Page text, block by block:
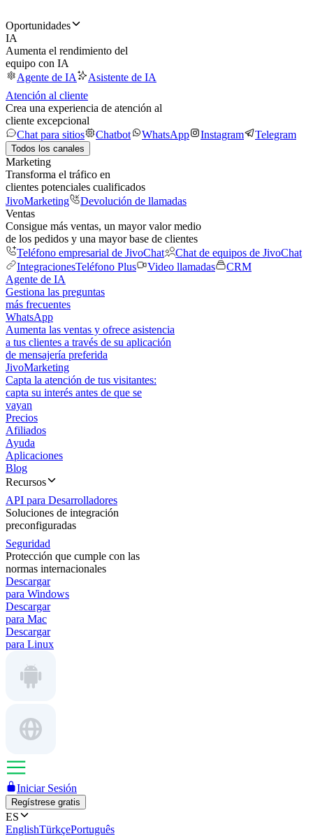
Oportunidades
IA
Aumenta el rendimiento del
equipo con IA
Agente de IA
Asistente de IA
Atención al cliente
Crea una experiencia de atención al
cliente excepcional
Chat para sitios
Chatbot WhatsApp Instagram Telegram
Todos los canales
Marketing
Transforma el tráfico en
clientes potenciales cualificados
JivoMarketing
Devolución de llamadas
Ventas
Consigue más ventas, un mayor valor medio
de los pedidos y una mayor base de clientes
Teléfono empresarial de JivoChat
Chat de equipos de JivoChat
IntegracionesTeléfono Plus Video llamadas
CRM
Agente de IA
Gestiona las preguntas
más frecuentes
WhatsApp
Aumenta las ventas y ofrece asistencia
a tus clientes a través de su aplicación
de mensajería preferida
JivoMarketing
Capta la atención de tus visitantes:
capta su interés antes de que se
vayan
Precios
Afiliados
Ayuda
Aplicaciones
Blog
Recursos
API para Desarrolladores
Soluciones de integración
preconfiguradas
Seguridad
Protección que cumple con las
normas internacionales
Descargar
para Windows
Descargar
para Mac
Descargar
para Linux
Iniciar Sesión
Regístrese gratis
ES
EnglishTürkçePortuguês